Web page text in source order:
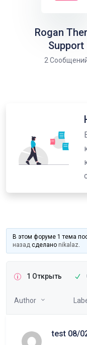
Rogan
Support
2
В этом форуме 1 тема
назадсделано nikalaz.
1 Открыть
Author
test 08/